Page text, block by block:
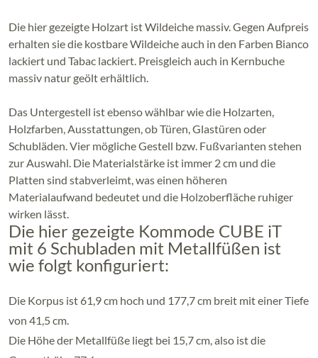
Die hier gezeigte Holzart ist Wildeiche massiv. Gegen Aufpreis
erhalten sie die kostbare Wildeiche auch in den Farben Bianco
lackiert und Tabac lackiert. Preisgleich auch in Kernbuche
massiv natur geölt erhältlich.
Das Untergestell ist ebenso wählbar wie die Holzarten,
Holzfarben, Ausstattungen, ob Türen, Glastüren oder
Schubläden. Vier mögliche Gestell bzw. Fußvarianten stehen
zur Auswahl. Die Materialstärke ist immer 2 cm und die
Platten sind stabverleimt, was einen höheren
Materialaufwand bedeutet und die Holzoberfläche ruhiger
wirken lässt.
Die hier gezeigte Kommode CUBE iT
mit 6 Schubladen mit Metallfüßen ist
wie folgt konfiguriert:
Die Korpus ist 61,9 cm hoch und 177,7 cm breit mit einer Tiefe
von 41,5 cm.
Die Höhe der Metallfüße liegt bei 15,7 cm, also ist die